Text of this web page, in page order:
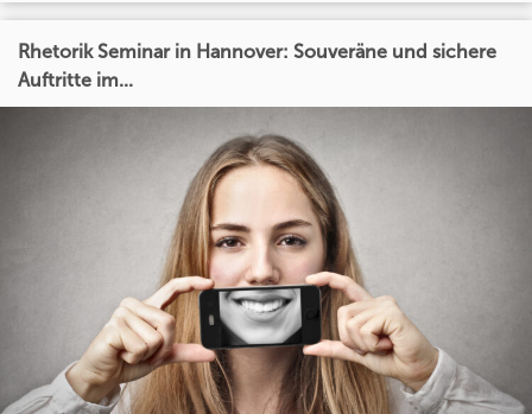
Rhetorik Seminar in Hannover: Souveräne und sichere
Auftritte im...